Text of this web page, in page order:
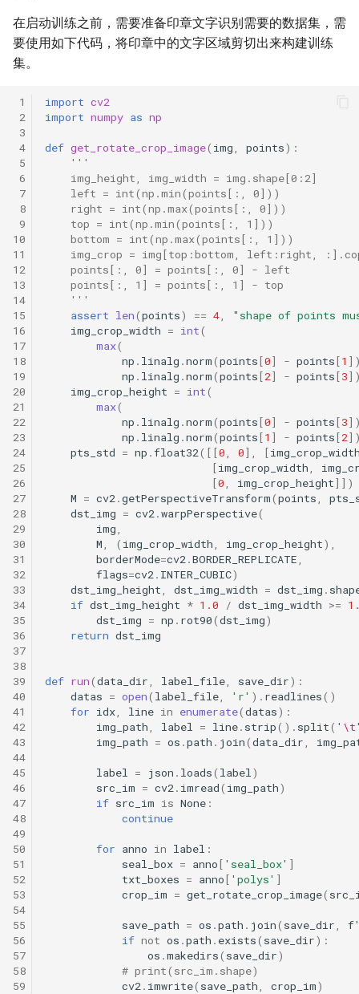
在启动训练之前，需要准备印章文字识别需要的数据集，需
要使用如下代码，将印章中的文字区域剪切出来构建训练
集。
1
2
3
4
5
6
7
8
9
10
11
12
13
14
15
16
17
18
19
20
21
22
23
24
25
26
27
28
29
30
31
32
33
34
35
36
37
38
39
40
41
42
43
44
45
46
47
48
49
50
51
52
53
54
55
56
57
58
59
import cv2
import numpy as np
def get_rotate_crop_image( img, points):
'''
    img_height, img_width = img.shape[0:2]
    left = int(np.min(points[:, 0]))
    right = int(np.max(points[:, 0]))
    top = int(np.min(points[:, 1]))
    bottom = int(np.max(points[:, 1]))
img_crop = img[top:bottom, left:right,
    points[:, 0] = points[:, 0] - left
    points[:, 1] = points[:, 1] - top
    '''
assert len(points) == 4,
"shape of points
img_crop_width = int(
max(
np . linalg .norm(points[0] - points[1
np . linalg .norm(points[2] - points[3
img_crop_height = int(
max(
np . linalg .norm(points[0] - points[3
np . linalg .norm(points[1 ] - points[2
pts_std = np .float32([[0, 0], [
[img_crop_width,
[0, img_crop_height]])
M = cv2.getPerspectiveTransform(points,
dst_img = cv2.warpPerspective(
img,
M, ( img_crop_width, img_crop_height),
borderMode=cv2.BORDER_REPLICATE,
flags=cv2. INTER_CUBIC)
dst_img_height, dst_img_width = dst_img .
if dst_img_height * 1.0 / dst_img_width >=
dst_img = np . rot90(dst_img)
return dst_img
def run(data_dir, label_file, save_dir):
datas = open( label_file, 'r' ) . readlines()
for idx, line in enumerate(datas):
img_path, label = line. strip() . split( ' \t
img_path = os .path . join(data_dir,
label = json . loads( label)
src_im = cv2. imread( img_path)
if src_im is None :
continue
for anno in label :
seal_box = anno[ 'seal_box' ]
txt_boxes = anno[ 'polys' ]
crop_im = get_rotate_crop_image(
save_path = os .path . join( save_dir, f
if not os .path . exists( save_dir):
os .makedirs( save_dir)
# print(src_im.shape)
cv2. imwrite( save_path, crop_im)